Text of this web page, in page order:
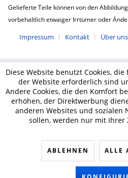
Gelieferte Teile können von den
vorbehaltlich etwaiger Irrtümer oder
Impressum Kontakt Über uns
Diese Website benutzt Cookies,
der Website erforderlich sind
Andere Cookies, die den Komfort
erhöhen, der Direktwerbung
anderen Websites und sozialen
sollen, werden nur mit Ihrer
ABLEHNEN ALLE